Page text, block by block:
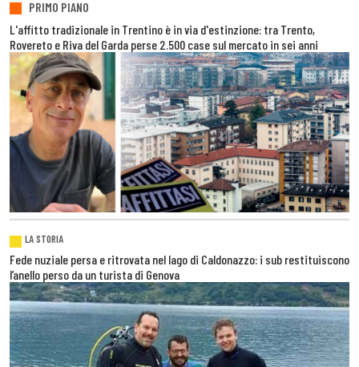
PRIMO PIANO
L'affitto tradizionale in Trentino è in via d'estinzione: tra Trento,
Rovereto e Riva del Garda perse 2.500 case sul mercato in sei anni
LA STORIA
Fede nuziale persa e ritrovata nel lago di Caldonazzo: i sub restituiscono
l’anello perso da un turista di Genova